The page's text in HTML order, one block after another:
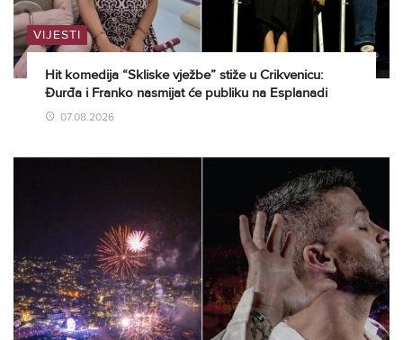
VIJESTI
Hit komedija “Skliske vježbe” stiže u Crikvenicu:
Đurđa i Franko nasmijat će publiku na Esplanadi
07.08.2026